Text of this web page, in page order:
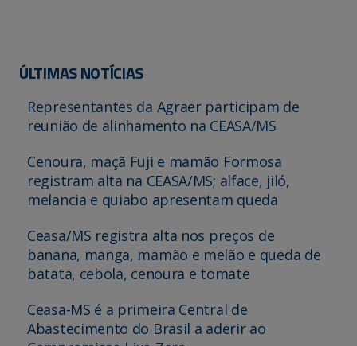
ÚLTIMAS NOTÍCIAS
Representantes da Agraer participam de
reunião de alinhamento na CEASA/MS
Cenoura, maçã Fuji e mamão Formosa
registram alta na CEASA/MS; alface, jiló,
melancia e quiabo apresentam queda
Ceasa/MS registra alta nos preços de
banana, manga, mamão e melão e queda de
batata, cebola, cenoura e tomate
Ceasa-MS é a primeira Central de
Abastecimento do Brasil a aderir ao